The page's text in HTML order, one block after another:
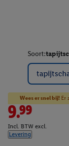
Soort:
Wees er snel bij! Er
9.99
Incl. BTW excl.
Levering